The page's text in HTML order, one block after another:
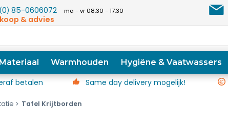
(0) 85-0606072 ma - vr 08:30 - 17:30
& advies
Warmhouden Hygiëne & Vaatwassers
betalen Same day delivery mogelijk!
Tafel Krijtborden